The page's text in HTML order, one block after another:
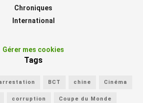
Chroniques
International
Gérer mes cookies
Tags
BCT chine Cinéma
corruption Coupe du Monde